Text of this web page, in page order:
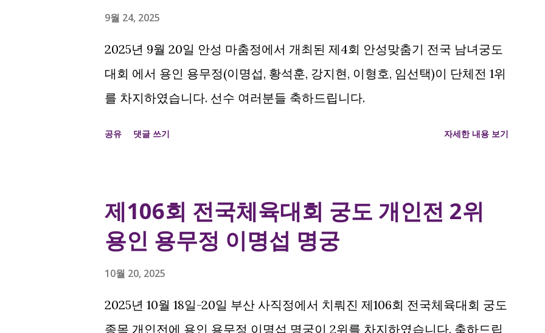
9월 24, 2025
2025년 9월 20일 안성 마춤정에서 개최된 제4회 안성맞춤기 전국 남녀궁도
대회 에서 용인 용무정(이명섭, 황석훈, 강지현, 이형호, 임선택)이 단체전 1위
를 차지하였습니다. 선수 여러분들 축하드립니다.
공유 댓글 쓰기 자세한 내용 보기
제106회 전국체육대회 궁도 개인전 2위
용인 용무정 이명섭 명궁
10월 20, 2025
2025년 10월 18일-20일 부산 사직정에서 치뤄진 제106회 전국체육대회 궁도
종목 개인전에 용인 용무정 이명섭 명궁이 2위를 차지하였습니다. 축하드립